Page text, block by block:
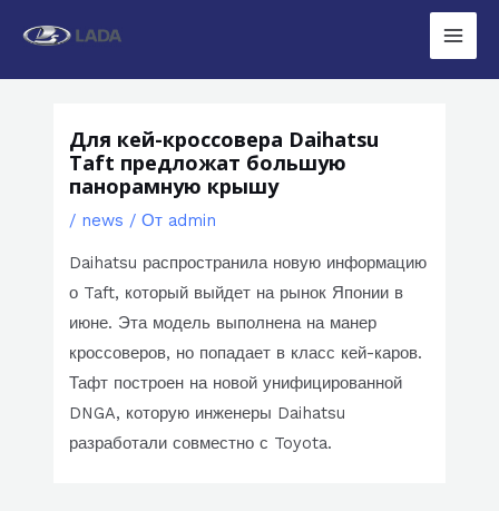
Main
Для кей-кроссовера Daihatsu
Taft предложат большую
панорамную крышу
/ news / От admin
Daihatsu распространила новую информацию
о Taft, который выйдет на рынок Японии в
июне. Эта модель выполнена на манер
кроссоверов, но попадает в класс кей-каров.
Тафт построен на новой унифицированной
DNGA, которую инженеры Daihatsu
разработали совместно с Toyota.